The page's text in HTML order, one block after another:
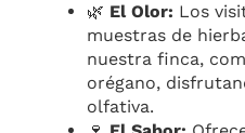
🌿 El Olor: Los
muestras de
nuestra finca,
orégano,
olfativa.